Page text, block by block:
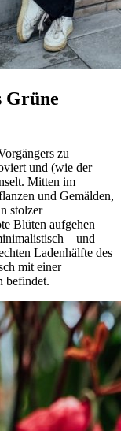
Grüne
zu
und (wie der
Mitten im
und Gemälden,
stolzer
Blüten aufgehen
– und
Ladenhälfte des
mit einer
befindet.